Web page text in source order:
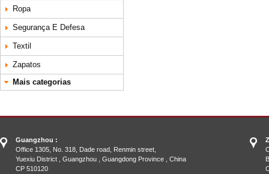
Ropa
Segurança E Defesa
Textil
Zapatos
Mais categorias
Guangzhou :
Office 1305, No. 318, Dade road, Renmin street,
Yuexiu District , Guangzhou , Guangdong Province , China
CP 510120